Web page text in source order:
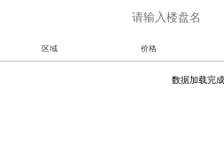
区域 价格
数据加载完成